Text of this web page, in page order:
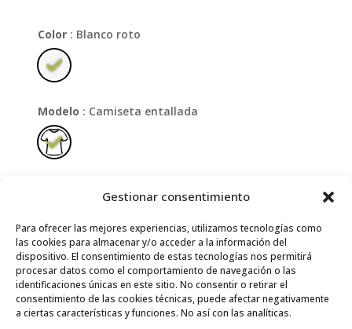
Gestionar consentimiento
Para ofrecer las mejores experiencias, utilizamos tecnologías como
las cookies para almacenar y/o acceder a la información del
dispositivo. El consentimiento de estas tecnologías nos permitirá
procesar datos como el comportamiento de navegación o las
identificaciones únicas en este sitio. No consentir o retirar el
consentimiento de las cookies técnicas, puede afectar negativamente
a ciertas características y funciones. No así con las analíticas.
Color : Blanco roto
Modelo : Camiseta entallada
Limpiar
Hay existencias
Lorak
cantidad
AÑADIR AL CARRITO